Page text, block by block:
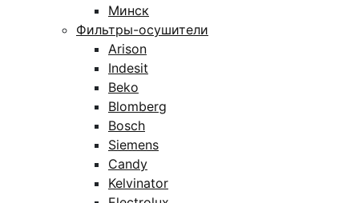
Минск
Фильтры-осушители
Arison
Indesit
Beko
Blomberg
Bosch
Siemens
Candy
Kelvinator